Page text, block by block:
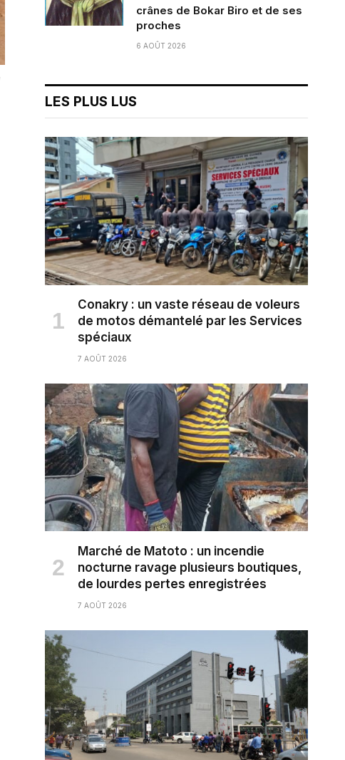
crânes de Bokar Biro et de ses
proches
6 AOÛT 2026
LES PLUS LUS
Conakry : un vaste réseau de voleurs
de motos démantelé par les Services
spéciaux
7 AOÛT 2026
Marché de Matoto : un incendie
nocturne ravage plusieurs boutiques,
de lourdes pertes enregistrées
7 AOÛT 2026